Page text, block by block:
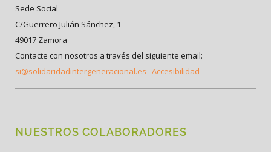
Sede Social
C/Guerrero Julián Sánchez, 1
49017 Zamora
Contacte con nosotros a través del siguiente email:
si@solidaridadintergeneracional.es Accesibilidad
NUESTROS COLABORADORES